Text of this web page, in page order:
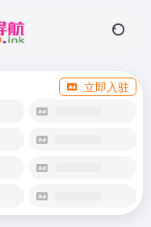
立即入驻